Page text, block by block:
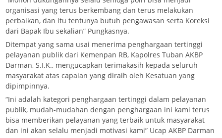
organisasi yang terus berkembang dan terus melakukan
perbaikan, dan itu tentunya butuh pengawasan serta Koreksi
dari Bapak Ibu sekalian” Pungkasnya.
Ditempat yang sama usai menerima penghargaan tertinggi
pelayanan publik dari Kemenpan RB, Kapolres Tuban AKBP
Darman, S.I.K., mengucapkan terimakasih kepada seluruh
masyarakat atas capaian yang diraih oleh Kesatuan yang
dipimpinnya.
“Ini adalah kategori penghargaan tertinggi dalam pelayanan
publik, mudah-mudahan dengan penghargaan ini kami terus
bisa memberikan pelayanan yang terbaik untuk masyarakat
dan ini akan selalu menjadi motivasi kami” Ucap AKBP Darman